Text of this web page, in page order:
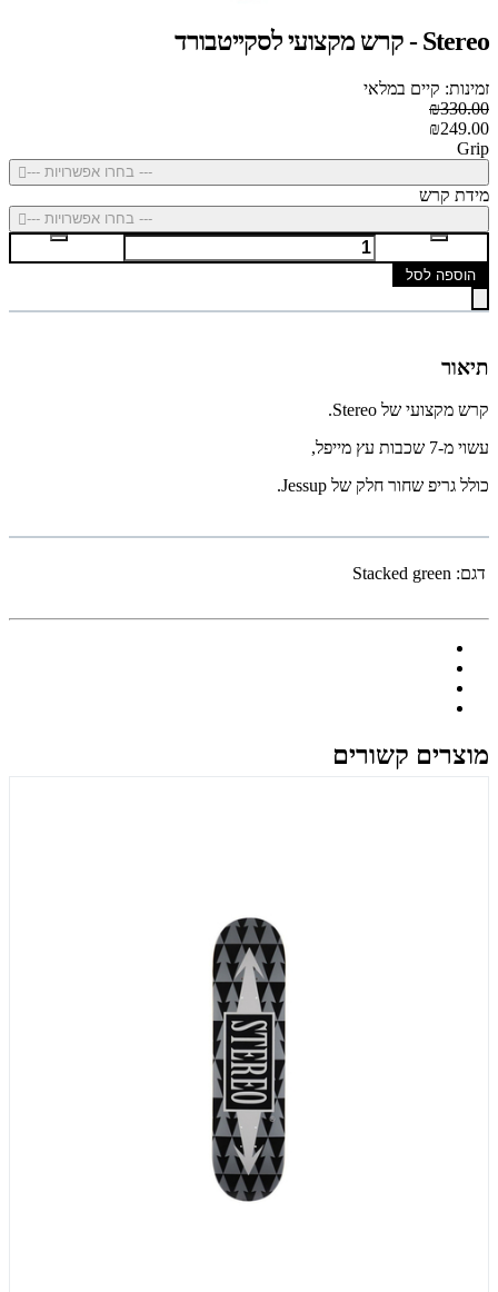
Stereo - קרש מקצועי לסקייטבורד
זמינות: קיים במלאי
₪330.00
₪249.00
Grip
--- בחרו אפשרויות ---
מידת קרש
--- בחרו אפשרויות ---
הוספה לסל
תיאור
קרש מקצועי של Stereo.
עשוי מ-7 שכבות עץ מייפל,
כולל גריפ שחור חלק של Jessup.
דגם: Stacked green
מוצרים קשורים